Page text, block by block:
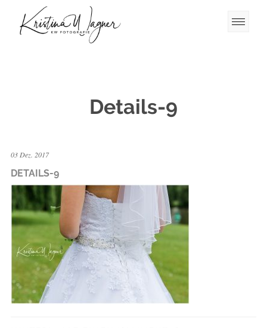
Details-9
03 Dez. 2017
DETAILS-9